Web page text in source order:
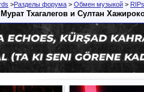
>Разделы форума > Обмен музыкой >
Тхагалегов и Султан